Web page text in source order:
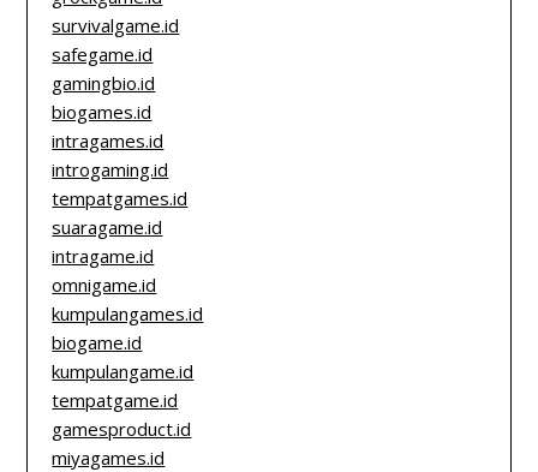
survivalgame.id
safegame.id
gamingbio.id
biogames.id
intragames.id
introgaming.id
tempatgames.id
suaragame.id
intragame.id
omnigame.id
kumpulangames.id
biogame.id
kumpulangame.id
tempatgame.id
gamesproduct.id
miyagames.id